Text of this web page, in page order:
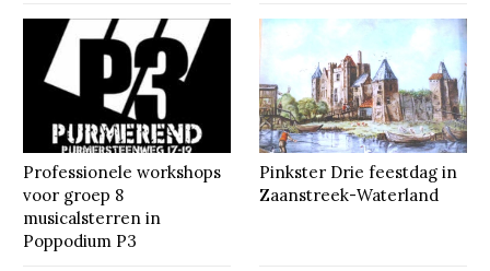
Professionele workshops
voor groep 8
musicalsterren in
Poppodium P3
Pinkster Drie feestdag in
Zaanstreek-Waterland